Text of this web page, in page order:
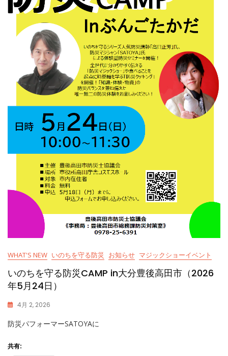
WHAT'S NEW いのちを守る防災 お知らせ マジックショーイベント
いのちを守る防災CAMP in大分豊後高田市（2026
年5月24日）
4月 2, 2026
A
防災パフォーマーSATOYAに
共有: